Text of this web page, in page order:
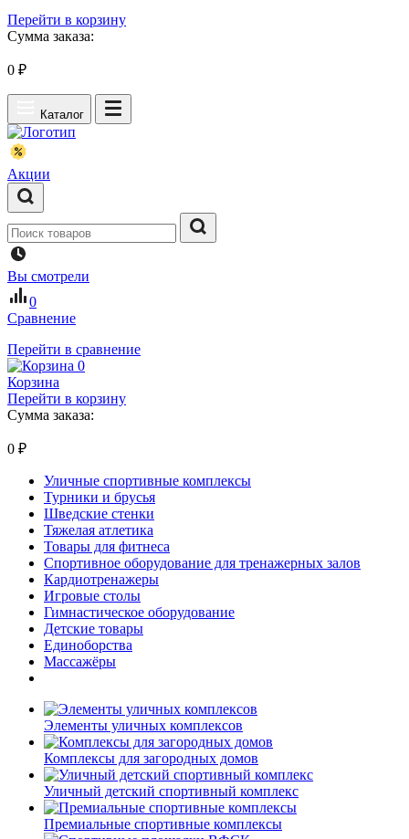
Перейти в корзину
Сумма заказа:
0 ₽
Каталог
Акции
Вы смотрели
0
Сравнение
Перейти в сравнение
0
Корзина
Перейти в корзину
Сумма заказа:
0 ₽
Уличные спортивные комплексы
Турники и брусья
Шведские стенки
Тяжелая атлетика
Товары для фитнеса
Спортивное оборудование для тренажерных залов
Кардиотренажеры
Игровые столы
Гимнастическое оборудование
Детские товары
Единоборства
Массажёры
Элементы уличных комплексов
Комплексы для загородных домов
Уличный детский спортивный комплекс
Премиальные спортивные комплексы